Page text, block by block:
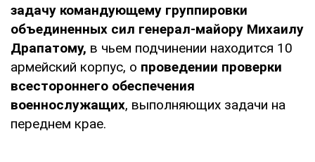
задачу командующему группировки
объединенных сил генерал-майору Михаилу
Драпатому, в чьем подчинении находится 10
армейский корпус, о проведении проверки
всестороннего обеспечения
военнослужащих, выполняющих задачи на
переднем крае.